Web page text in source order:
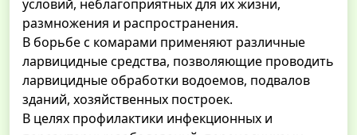
условий, неблагоприятных для их жизни,
размножения и распространения.
В борьбе с комарами применяют различные
ларвицидные средства, позволяющие проводить
ларвицидные обработки водоемов, подвалов
зданий, хозяйственных построек.
В целях профилактики инфекционных и